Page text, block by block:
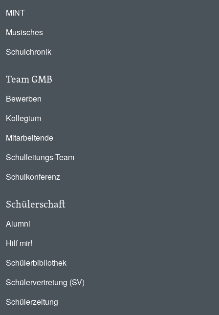
MINT
Musisches
Schulchronik
Team GMB
Bewerben
Kollegium
Mitarbeitende
Schulleitungs-Team
Schulkonferenz
Schülerschaft
Alumni
Hilf mir!
Schülerbibliothek
Schülervertretung (SV)
Schülerzeitung